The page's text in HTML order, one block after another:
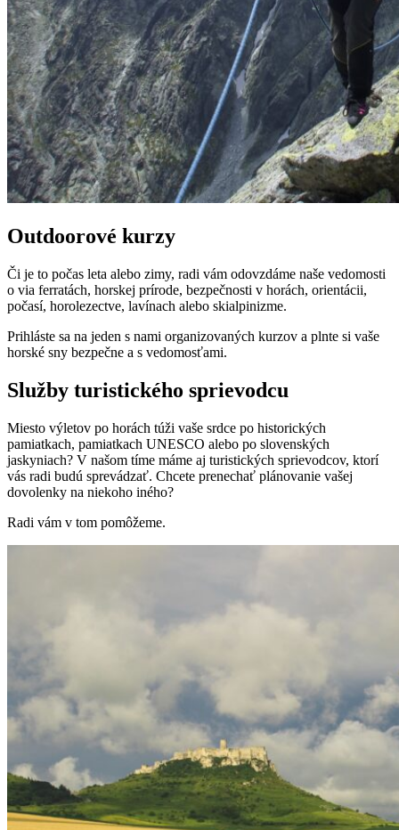
Outdoorové kurzy
Či je to počas leta alebo zimy, radi vám odovzdáme naše vedomosti
o via ferratách, horskej prírode, bezpečnosti v horách, orientácii,
počasí, horolezectve, lavínach alebo skialpinizme.
Prihláste sa na jeden s nami organizovaných kurzov a plnte si vaše
horské sny bezpečne a s vedomosťami.
Služby turistického sprievodcu
Miesto výletov po horách túži vaše srdce po historických
pamiatkach, pamiatkach UNESCO alebo po slovenských
jaskyniach? V našom tíme máme aj turistických sprievodcov, ktorí
vás radi budú sprevádzať. Chcete prenechať plánovanie vašej
dovolenky na niekoho iného?
Radi vám v tom pomôžeme.